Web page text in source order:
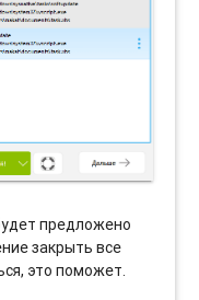
предложено
закрыть все
это поможет.